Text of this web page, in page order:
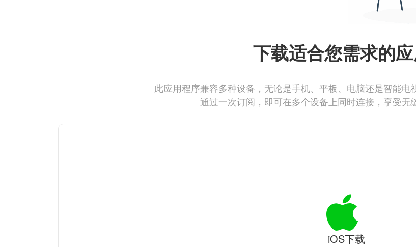
下载适合您需求的
此应用程序兼容多种设备，无论是手机、平板、电脑还是智能电
通过一次订阅，即可在多个设备上同时连接，享受无
iOS下载